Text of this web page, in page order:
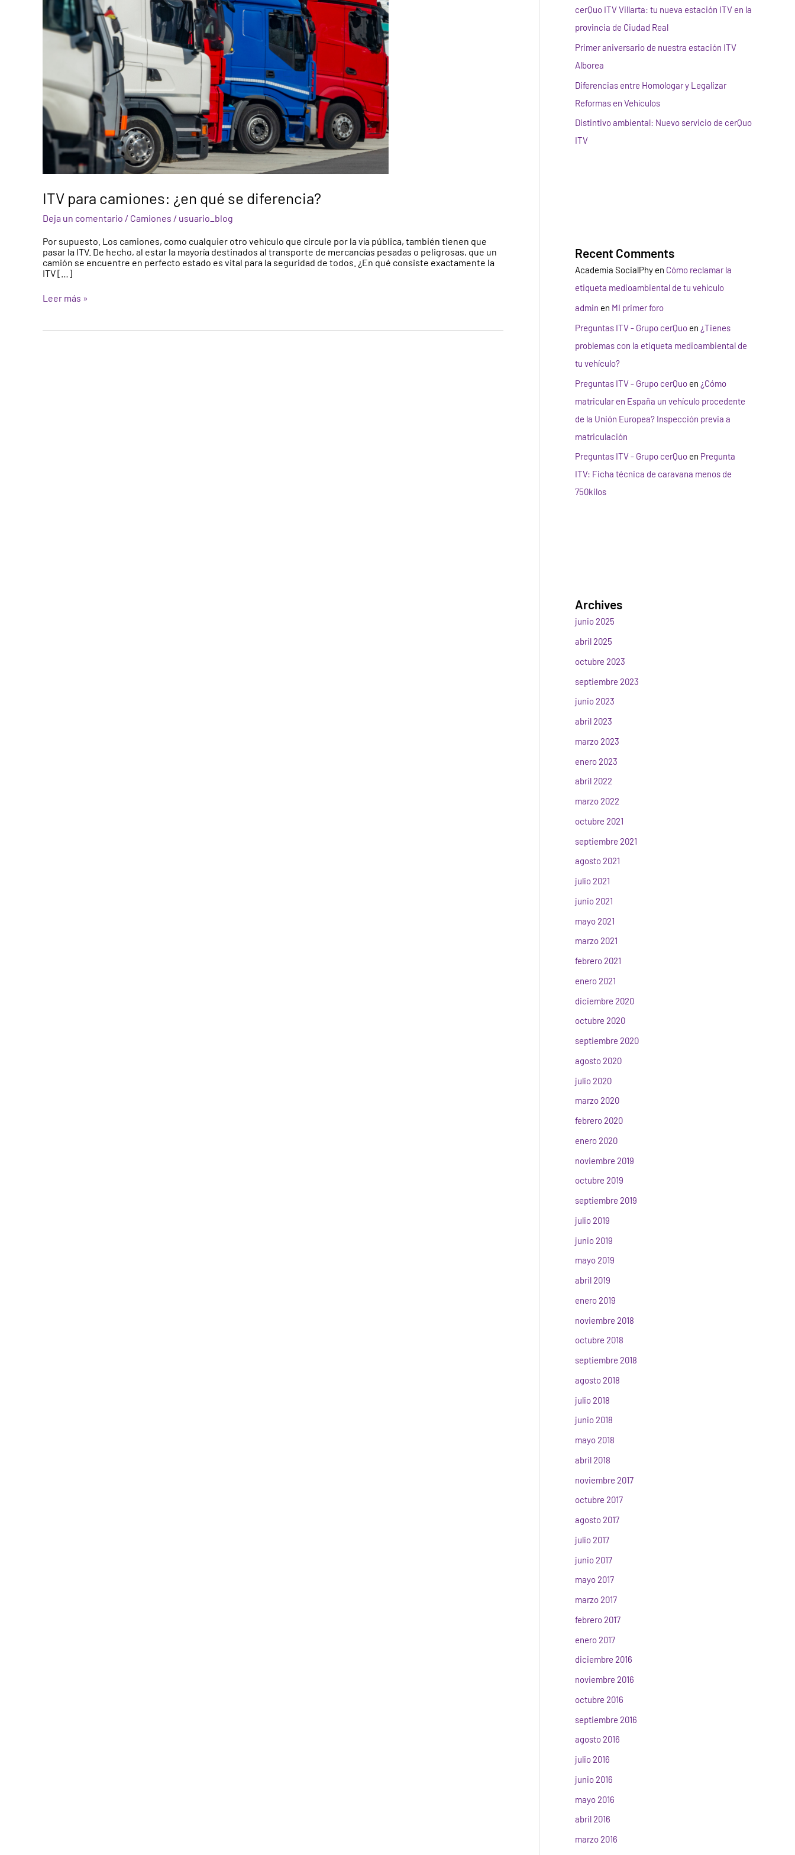
ITV para camiones: ¿en qué se diferencia?
Deja un comentario / Camiones / usuario_blog
Por supuesto. Los camiones, como cualquier otro vehículo que circule por la vía pública, también tienen que
pasar la ITV. De hecho, al estar la mayoría destinados al transporte de mercancías pesadas o peligrosas, que un
camión se encuentre en perfecto estado es vital para la seguridad de todos. ¿En qué consiste exactamente la
ITV […]
se
diferencia?
Leer más »
cerQuo ITV Villarta: tu nueva estación ITV en la
provincia de Ciudad Real
Primer aniversario de nuestra estación ITV
Alborea
Diferencias entre Homologar y Legalizar
Reformas en Vehículos
Distintivo ambiental: Nuevo servicio de cerQuo
ITV
Recent Comments
Academia SocialPhy en Cómo reclamar la
etiqueta medioambiental de tu vehículo
admin en MI primer foro
Preguntas ITV - Grupo cerQuo en ¿Tienes
problemas con la etiqueta medioambiental de
tu vehículo?
Preguntas ITV - Grupo cerQuo en ¿Cómo
matricular en España un vehículo procedente
de la Unión Europea? Inspección previa a
matriculación
Preguntas ITV - Grupo cerQuo en Pregunta
ITV: Ficha técnica de caravana menos de
750kilos
Archives
junio 2025
abril 2025
octubre 2023
septiembre 2023
junio 2023
abril 2023
marzo 2023
enero 2023
abril 2022
marzo 2022
octubre 2021
septiembre 2021
agosto 2021
julio 2021
junio 2021
mayo 2021
marzo 2021
febrero 2021
enero 2021
diciembre 2020
octubre 2020
septiembre 2020
agosto 2020
julio 2020
marzo 2020
febrero 2020
enero 2020
noviembre 2019
octubre 2019
septiembre 2019
julio 2019
junio 2019
mayo 2019
abril 2019
enero 2019
noviembre 2018
octubre 2018
septiembre 2018
agosto 2018
julio 2018
junio 2018
mayo 2018
abril 2018
noviembre 2017
octubre 2017
agosto 2017
julio 2017
junio 2017
mayo 2017
marzo 2017
febrero 2017
enero 2017
diciembre 2016
noviembre 2016
octubre 2016
septiembre 2016
agosto 2016
julio 2016
junio 2016
mayo 2016
abril 2016
marzo 2016